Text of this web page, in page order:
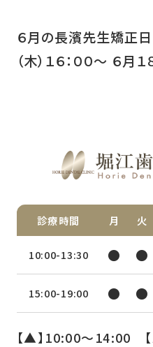
６月の長濱先生矯正日
（木）１６：００〜 ６月１
診療時間 月 火
10:00-13:30 ● ●
15:00-19:00 ● ●
【▲】10:00〜14:00